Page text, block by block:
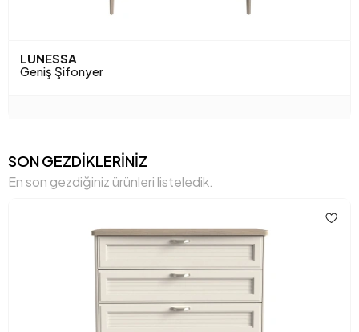
LUNESSA
Geniş Şifonyer
SON GEZDİKLERİNİZ
En son gezdiğiniz ürünleri listeledik.